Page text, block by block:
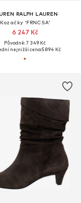
RALPH LAUREN
Kozačky 'FRNCSA'
6 247 Kč
Původně: 7 349 Kč
nejnižší cena:5 894 Kč